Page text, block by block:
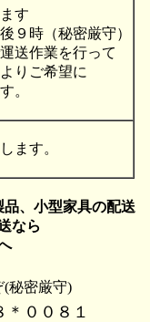
す
９時（秘密厳守）
送作業を行って
りご希望に
。
ます。
、小型家具の配送
配送なら
(秘密厳守)
＊００８１